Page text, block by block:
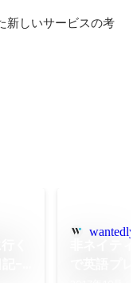
新しいサービスの考